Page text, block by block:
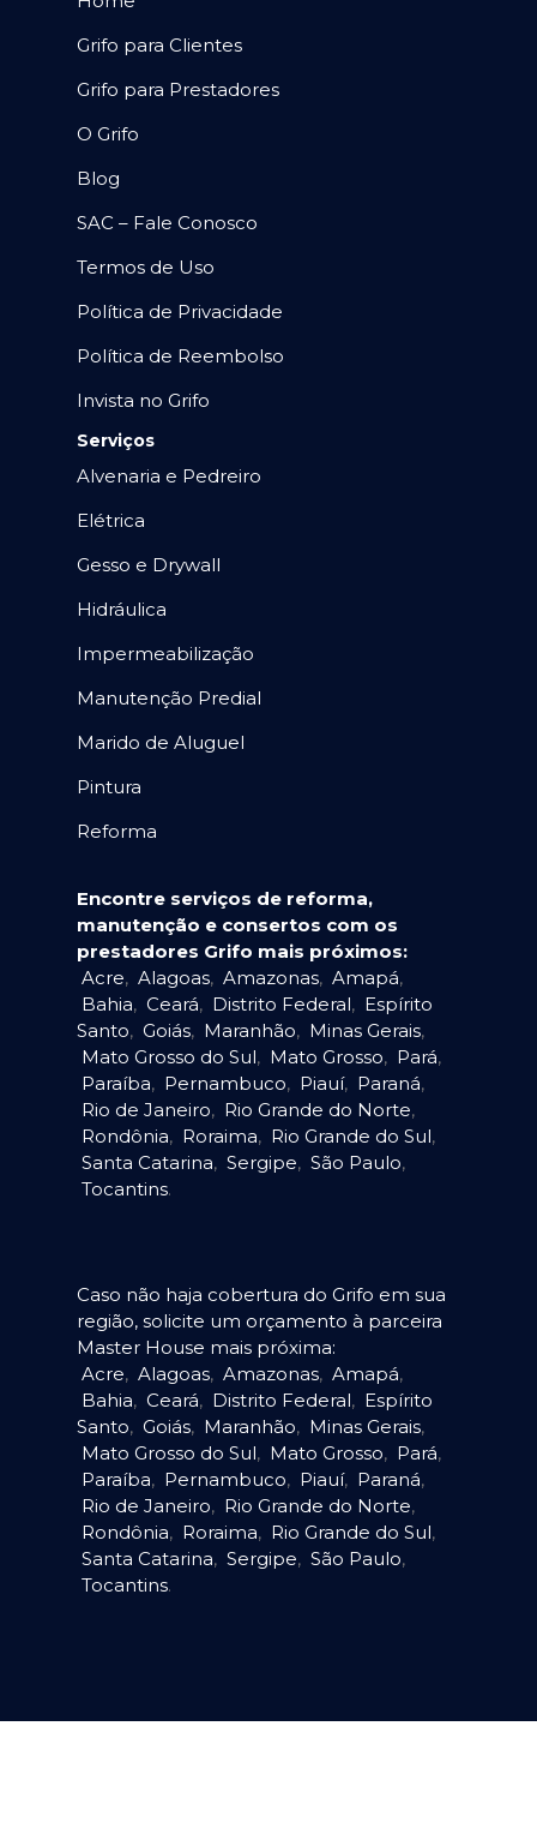
Grifo para Clientes
Grifo para Prestadores
O Grifo
Blog
SAC – Fale Conosco
Termos de Uso
Política de Privacidade
Política de Reembolso
Invista no Grifo
Serviços
Alvenaria e Pedreiro
Elétrica
Gesso e Drywall
Hidráulica
Impermeabilização
Manutenção Predial
Marido de Aluguel
Pintura
Reforma
Encontre serviços de reforma,
manutenção e consertos com os
prestadores Grifo mais próximos:
Acre, Alagoas, Amazonas, Amapá,
Bahia, Ceará, Distrito Federal, Espírito
Santo, Goiás, Maranhão, Minas Gerais,
Mato Grosso do Sul, Mato Grosso, Pará,
Paraíba, Pernambuco, Piauí, Paraná,
Rio de Janeiro, Rio Grande do Norte,
Rondônia, Roraima, Rio Grande do Sul,
Santa Catarina, Sergipe, São Paulo,
Tocantins.
Caso não haja cobertura do Grifo em sua
região, solicite um orçamento à parceira
Master House mais próxima:
Acre, Alagoas, Amazonas, Amapá,
Bahia, Ceará, Distrito Federal, Espírito
Santo, Goiás, Maranhão, Minas Gerais,
Mato Grosso do Sul, Mato Grosso, Pará,
Paraíba, Pernambuco, Piauí, Paraná,
Rio de Janeiro, Rio Grande do Norte,
Rondônia, Roraima, Rio Grande do Sul,
Santa Catarina, Sergipe, São Paulo,
Tocantins.